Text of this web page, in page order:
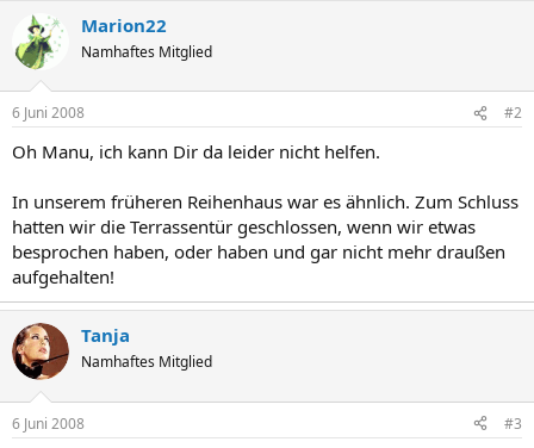
Marion22
Namhaftes Mitglied
6 Juni 2008 #2
Oh Manu, ich kann Dir da leider nicht helfen.
In unserem früheren Reihenhaus war es ähnlich. Zum Schluss
hatten wir die Terrassentür geschlossen, wenn wir etwas
besprochen haben, oder haben und gar nicht mehr draußen
aufgehalten!
Tanja
Namhaftes Mitglied
6 Juni 2008 #3